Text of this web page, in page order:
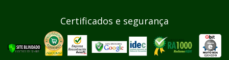
Certificados e segurança